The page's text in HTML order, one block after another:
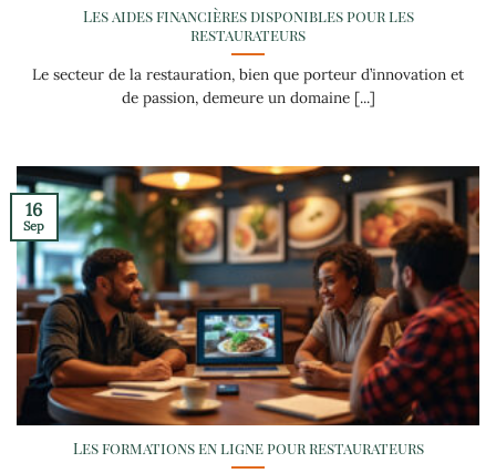
Les aides financières disponibles pour les
restaurateurs
Le secteur de la restauration, bien que porteur d’innovation et
de passion, demeure un domaine [...]
Les formations en ligne pour restaurateurs
16
Sep